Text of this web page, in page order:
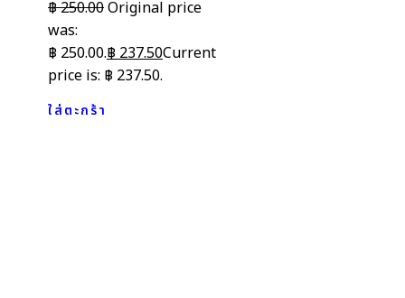
฿250.00Original price
was:
฿ 250.00.฿237.50Current
price is: ฿ 237.50.
ใส่ตะกร้า